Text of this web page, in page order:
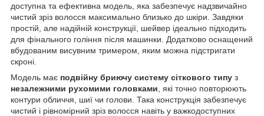
доступна та ефективна модель, яка забезпечує надзвичайно
чистий зріз волосся максимально близько до шкіри. Завдяки
простій, але надійній конструкції, шейвер ідеально підходить
для фінального гоління після машинки. Додатково оснащений
вбудованим висувним тримером, яким можна підстригати
скроні.
Модель має подвійну бриючу систему сіткового типу з
незалежними рухомими головками , які точно повторюють
контури обличчя, шиї чи голови. Така конструкція забезпечує
чистий і рівномірний зріз волосся навіть у важкодоступних